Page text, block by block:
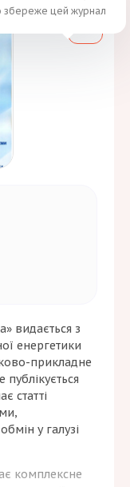
видається з
енергетики
прикладне
статті
у галузі
комплексне
збереже цей журнал